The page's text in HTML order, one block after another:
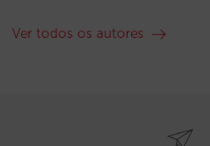
Ver todos os autores